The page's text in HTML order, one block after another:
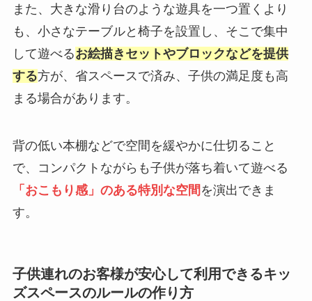
また、大きな滑り台のような遊具を一つ置くより
も、小さなテーブルと椅子を設置し、そこで集中
して遊べるお絵描きセットやブロックなどを提供
する方が、省スペースで済み、子供の満足度も高
まる場合があります。
背の低い本棚などで空間を緩やかに仕切ること
で、コンパクトながらも子供が落ち着いて遊べる
「おこもり感」のある特別な空間 を演出できま
す。
子供連れのお客様が安心して利用できるキッ
ズスペースのルールの作り方